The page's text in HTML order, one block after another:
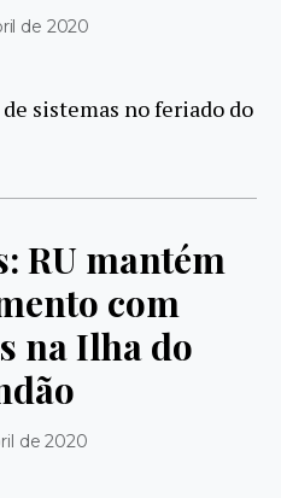
de 2020
sistemas no feriado do
RU mantém
com
na Ilha do
de 2020